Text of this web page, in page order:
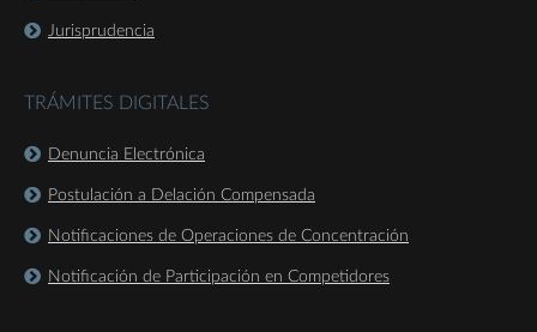
Jurisprudencia
TRÁMITES DIGITALES
Denuncia Electrónica
Postulación a Delación Compensada
Notificaciones de Operaciones de Concentración
Notificación de Participación en Competidores